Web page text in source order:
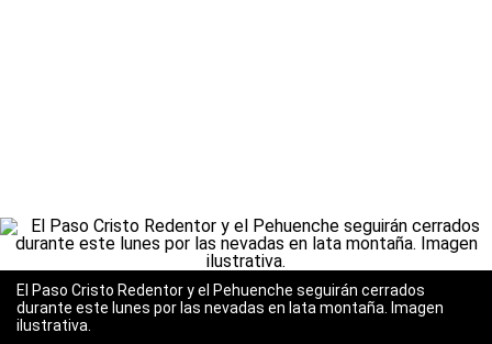
El Paso Cristo Redentor y el Pehuenche seguirán cerrados
durante este lunes por las nevadas en lata montaña. Imagen
ilustrativa.